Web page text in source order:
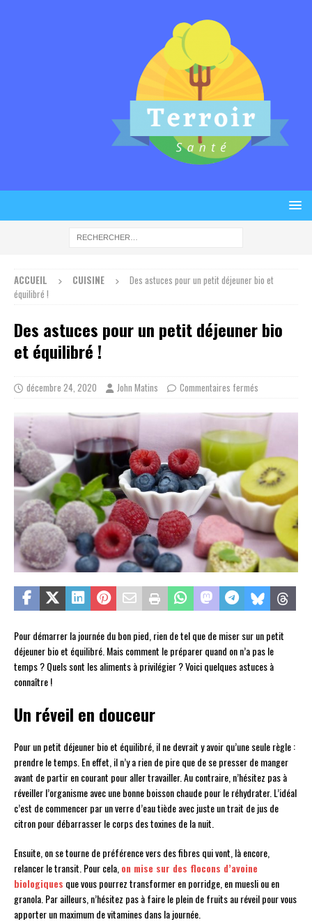
ACCUEIL CUISINE
Des astuces pour un petit déjeuner bio et
équilibré !
Des astuces pour un petit déjeuner bio
et équilibré !
décembre 24, 2020 John Matins Commentaires fermés
Pour démarrer la journée du bon pied, rien de tel que de miser sur un petit
déjeuner bio et équilibré. Mais comment le préparer quand on n’a pas le
temps ? Quels sont les aliments à privilégier ? Voici quelques astuces à
connaître !
Un réveil en douceur
Pour un petit déjeuner bio et équilibré, il ne devrait y avoir qu’une seule règle :
prendre le temps. En effet, il n’y a rien de pire que de se presser de manger
avant de partir en courant pour aller travailler. Au contraire, n’hésitez pas à
réveiller l’organisme avec une bonne boisson chaude pour le réhydrater. L’idéal
c’est de commencer par un verre d’eau tiède avec juste un trait de jus de
citron pour débarrasser le corps des toxines de la nuit.
Ensuite, on se tourne de préférence vers des fibres qui vont, là encore,
relancer le transit. Pour cela, on mise sur des flocons d’avoine
biologiques que vous pourrez transformer en porridge, en muesli ou en
granola. Par ailleurs, n’hésitez pas à faire le plein de fruits au réveil pour vous
apporter un maximum de vitamines dans la journée.